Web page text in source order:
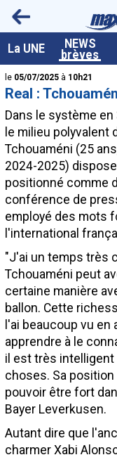
La UNE NEWS
brèves
<
le 05/07/2025 à 10h21
Real :
Dans le système
le milieu polyvalent
Tchouaméni (25
2024-2025)
positionné comme
conférence de
employé des mots
l'international
"J'ai un temps très
Tchouaméni peut
certaine manière
ballon. Cette
l'ai beaucoup vu
apprendre à le
il est très intelligent
choses. Sa
pouvoir être fort
Bayer Leverkusen.
Autant dire que
charmer Xabi
A la UNE
Dernières brèves
Live / Matchs en direct
Résultats et
Class. buteurs
Programme TV foot
Vidéos
Sondages
Tableau transferts L1
Taille de la police
Paramètrages /
Contact / Signaler un
Recrutement Maxifoot
Mentions légales
site web Maxifoot.fr